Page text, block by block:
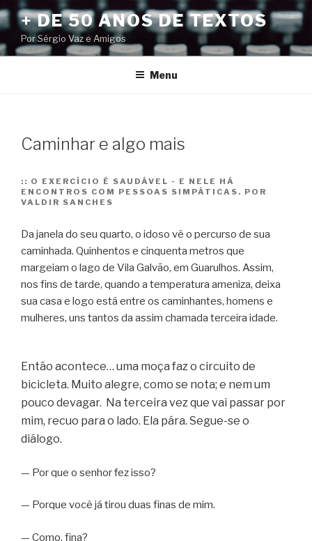
Pular
para
o
conteúdo
+ DE 50 ANOS DE TEXTOS
Por Sérgio Vaz e Amigos
Menu
Caminhar e algo mais
:: O EXERCÍCIO É SAUDÁVEL - E NELE HÁ
ENCONTROS COM PESSOAS SIMPÁTICAS. POR
VALDIR SANCHES
Da janela do seu quarto, o idoso vê o percurso de sua
caminhada. Quinhentos e cinquenta metros que
margeiam o lago de Vila Galvão, em Guarulhos. Assim,
nos fins de tarde, quando a temperatura ameniza, deixa
sua casa e logo está entre os caminhantes, homens e
mulheres, uns tantos da assim chamada terceira idade.
Então acontece… uma moça faz o circuito de
bicicleta. Muito alegre, como se nota; e nem um
pouco devagar. Na terceira vez que vai passar por
mim, recuo para o lado. Ela pára. Segue-se o
diálogo.
— Por que o senhor fez isso?
— Porque você já tirou duas finas de mim.
— Como, fina?